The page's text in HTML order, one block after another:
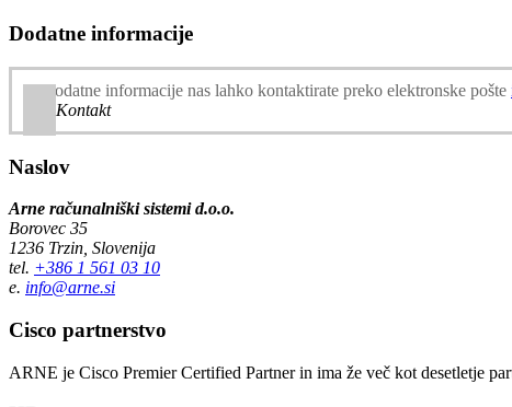
Dodatne informacije
Za dodatne informacije nas lahko kontaktirate preko elektronske pošte
Kontakt
Naslov
Arne računalniški sistemi d.o.o.
Borovec 35
1236 Trzin, Slovenija
tel. +386 1 561 03 10
e. info@arne.si
Cisco partnerstvo
ARNE je Cisco Premier Certified Partner in ima že več kot desetletje